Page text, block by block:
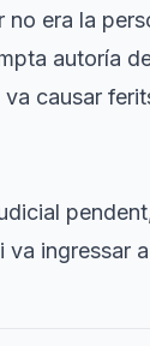
era la
autoría
causar
ingressar